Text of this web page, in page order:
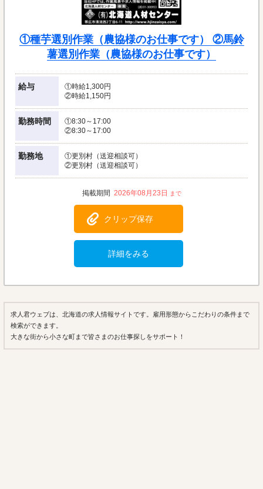
①種芋選別作業（農協様のお仕事です） ②馬鈴
薯選別作業（農協様のお仕事です）
給与
①時給1,300円
②時給1,150円
勤務時間
①8:30～17:00
②8:30～17:00
勤務地
①更別村（送迎相談可）
②更別村（送迎相談可）
2026年08月23日
クリップ保存
詳細をみる
求人君ウェブは、北海道の求人情報サイトです。雇用形態からこだわりの条件まで
検索ができます。
大きな街から小さな町まで皆さまのお仕事探しをサポート！